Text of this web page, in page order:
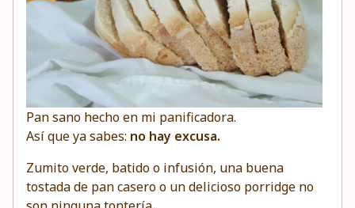
Pan sano hecho en mi panificadora.
Así que ya sabes: no hay excusa.
Zumito verde, batido o infusión, una buena
tostada de pan casero o un delicioso porridge no